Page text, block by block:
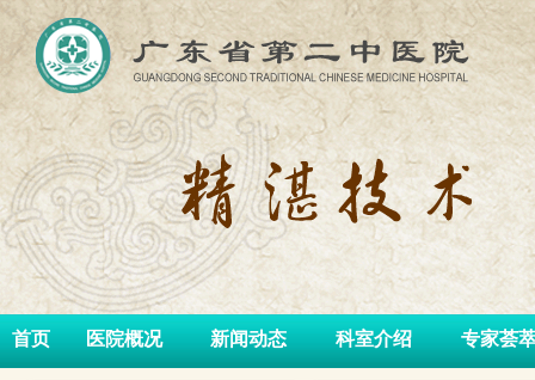
首页 医院概况 新闻动态 科室介绍 专家荟